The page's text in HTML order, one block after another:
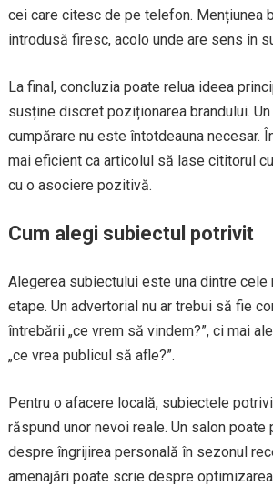
cei care citesc de pe telefon. Mențiunea
introdusă firesc, acolo unde are sens în
La final, concluzia poate relua ideea
susține discret poziționarea brandului.
cumpărare nu este întotdeauna necesar.
mai eficient ca articolul să lase cititorul
cu o asociere pozitivă.
Cum alegi subiectul potrivit
Alegerea subiectului este una dintre cele
etape. Un advertorial nu ar trebui să fie
întrebării „ce vrem să vindem?”, ci mai
„ce vrea publicul să afle?”.
Pentru o afacere locală, subiectele
răspund unor nevoi reale. Un salon poate
despre îngrijirea personală în sezonul
amenajări poate scrie despre